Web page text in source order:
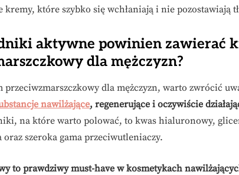
które szybko się wchłaniają i nie pozostawiają
aktywne powinien zawierać
dla mężczyzn?
przeciwzmarszczkowy dla mężczyzn, warto zwrócić
nawilżające, regenerujące i oczywiście
na które warto polować, to kwas hialuronowy,
szeroka gama przeciwutleniaczy.
to prawdziwy must-have w kosmetykach